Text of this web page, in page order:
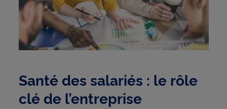
Santé des salariés : le rôle
clé de l’entreprise